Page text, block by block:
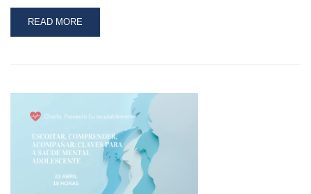
READ
MORE
ORGANIZA
UN
OBRADOIRO
DE
CIANOTIPIA
READ MORE